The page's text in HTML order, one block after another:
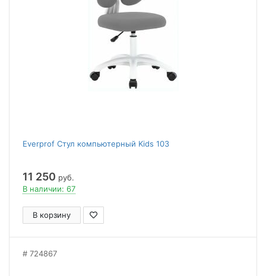
Everprof Стул компьютерный Kids 103
11 250 руб.
В наличии: 67
В корзину
724867